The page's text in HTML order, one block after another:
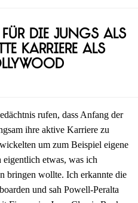
für die Jungs als
Karriere als
rufen, dass Anfang der
ihre aktive Karriere zu
um zum Beispiel eigene
eigentlich etwas, was ich
bringen wollte. Ich erkannte die
und sah Powell-Peralta